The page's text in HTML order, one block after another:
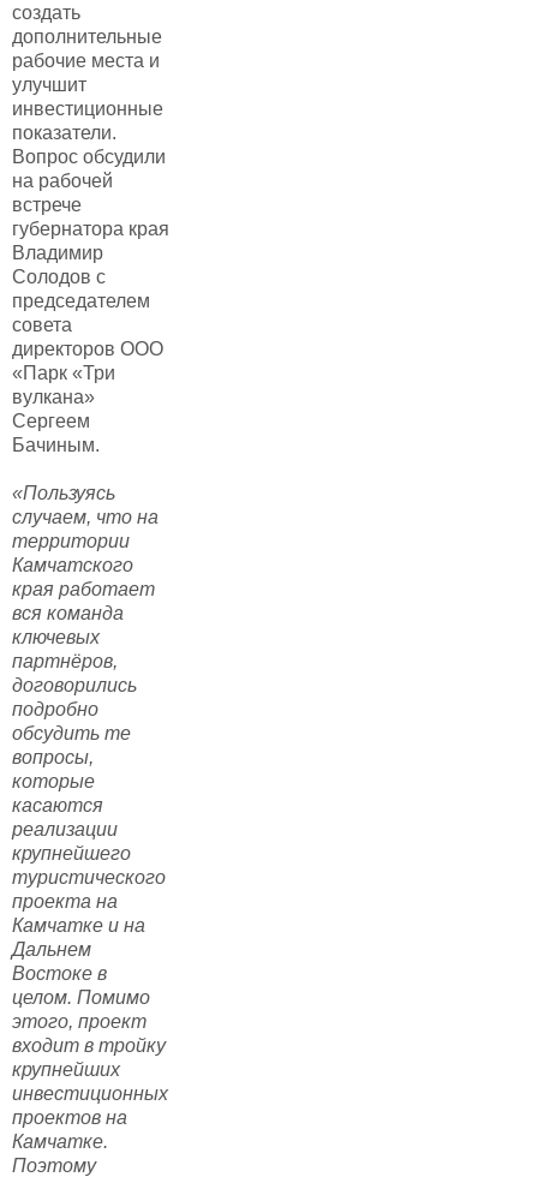
создать
дополнительные
рабочие места и
улучшит
инвестиционные
показатели.
Вопрос обсудили
на рабочей
встрече
губернатора края
Владимир
Солодов с
председателем
совета
директоров ООО
«Парк «Три
вулкана»
Сергеем
Бачиным.
«Пользуясь
случаем, что на
территории
Камчатского
края работает
вся команда
ключевых
партнёров,
договорились
подробно
обсудить те
вопросы,
которые
касаются
реализации
крупнейшего
туристического
проекта на
Камчатке и на
Дальнем
Востоке в
целом. Помимо
этого, проект
входит в тройку
крупнейших
инвестиционных
проектов на
Камчатке.
Поэтому